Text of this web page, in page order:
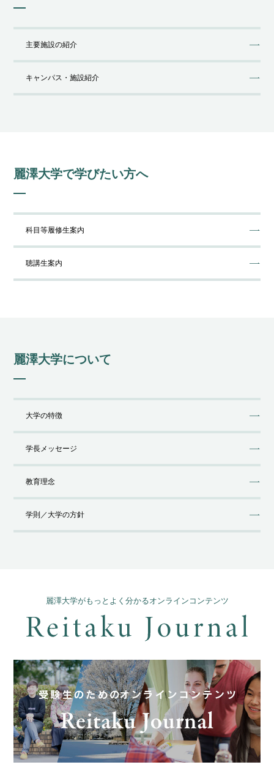
主要施設の紹介
キャンパス・施設紹介
麗澤⼤学で学びたい⽅へ
科⽬等履修⽣案内
聴講⽣案内
麗澤⼤学について
大学の特徴
学⻑メッセージ
教育理念
学則／⼤学の⽅針
麗澤大学がもっとよく分かるオンラインコンテンツ